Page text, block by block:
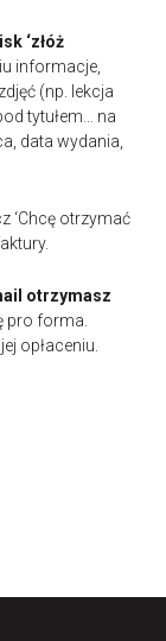
‘złóż
informacje,
(np. lekcja
tytułem… na
data wydania,
‘Chcę otrzymać
otrzymasz
pro forma.
opłaceniu.